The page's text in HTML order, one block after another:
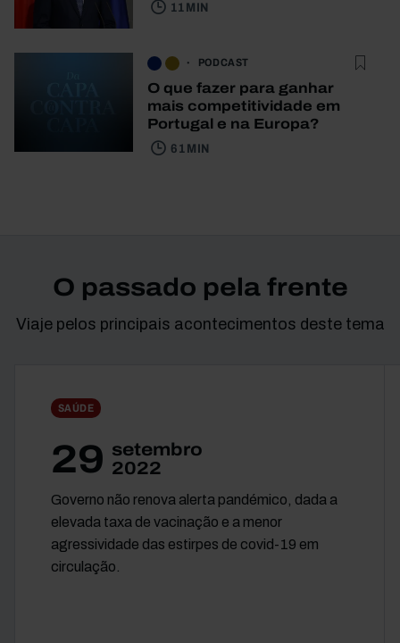
11 MIN
PODCAST
O que fazer para ganhar
mais competitividade em
Portugal e na Europa?
61 MIN
O passado pela frente
Viaje pelos principais acontecimentos deste tema
SAÚDE
29 setembro
2022
Governo não renova alerta pandémico, dada a
elevada taxa de vacinação e a menor
agressividade das estirpes de covid-19 em
circulação.